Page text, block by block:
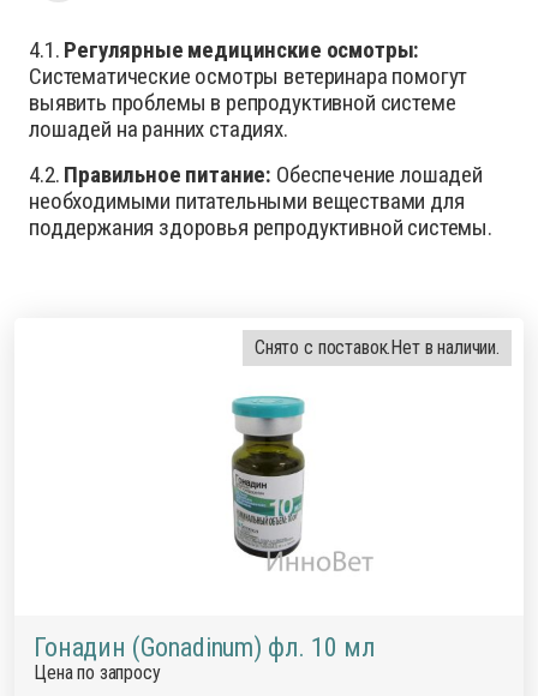
4.1. Регулярные медицинские осмотры:
Систематические осмотры ветеринара помогут
выявить проблемы в репродуктивной системе
лошадей на ранних стадиях.
4.2. Правильное питание: Обеспечение лошадей
необходимыми питательными веществами для
поддержания здоровья репродуктивной системы.
Снято с поставок.Нет в наличии.
Гонадин (Gonadinum) фл. 10 мл
Цена по запросу